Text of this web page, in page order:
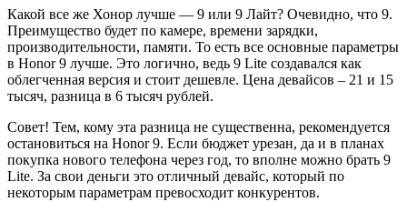
Какой все же Хонор лучше — 9 или 9 Лайт? Очевидно, что 9.
Преимущество будет по камере, времени зарядки,
производительности, памяти. То есть все основные параметры
в Honor 9 лучше. Это логично, ведь 9 Lite создавался как
облегченная версия и стоит дешевле. Цена девайсов – 21 и 15
тысяч, разница в 6 тысяч рублей.
Совет! Тем, кому эта разница не существенна, рекомендуется
остановиться на Honor 9. Если бюджет урезан, да и в планах
покупка нового телефона через год, то вполне можно брать 9
Lite. За свои деньги это отличный девайс, который по
некоторым параметрам превосходит конкурентов.